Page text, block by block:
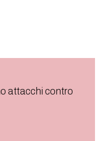
attacchi contro